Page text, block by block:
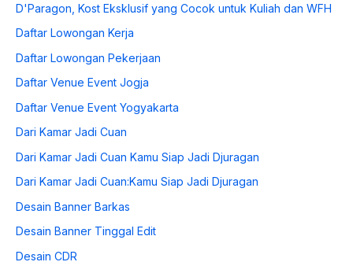
D'Paragon, Kost Eksklusif yang Cocok untuk Kuliah dan WFH
Daftar Lowongan Kerja
Daftar Lowongan Pekerjaan
Daftar Venue Event Jogja
Daftar Venue Event Yogyakarta
Dari Kamar Jadi Cuan
Dari Kamar Jadi Cuan Kamu Siap Jadi Djuragan
Dari Kamar Jadi Cuan:Kamu Siap Jadi Djuragan
Desain Banner Barkas
Desain Banner Tinggal Edit
Desain CDR